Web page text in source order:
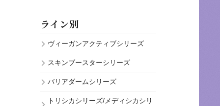
ライン別
ヴィーガンアクティブシリーズ
スキンブースターシリーズ
バリアダームシリーズ
トリシカシリーズ/メディシカシリ